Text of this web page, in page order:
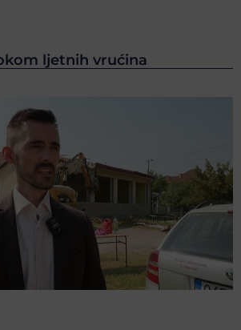
ljetnih vrućina